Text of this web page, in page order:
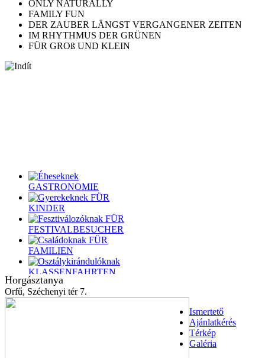
ONLY NATURALLY
FAMILY FUN
DER ZAUBER LÄNGST VERGANGENER ZEITEN
IM RHYTHMUS DER GRÜNEN
FÜR GROß UND KLEIN
GASTRONOMIE
FÜR
KINDER
FÜR
FESTIVALBESUCHER
FÜR
FAMILIEN
KLASSENFAHRTEN
DRACHEN
Horgásztanya
Orfű, Széchenyi tér 7.
Ismertető
Ajánlatkérés
Térkép
Galéria